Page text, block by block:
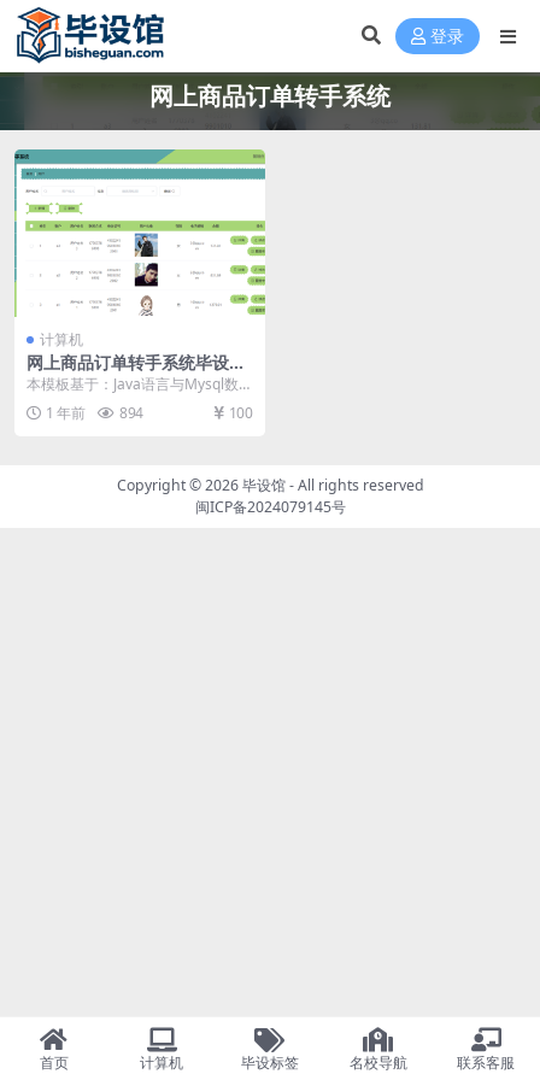
登录
网上商品订单转手系统
计算机
网上商品订单转手系统毕设模
板 毕业设计模板及毕业论文
本模板基于：Java语言与Mysql数据
库开发 系统功能实现 这个环节需要
使用前...
1 年前 894 100
Copyright © 2026毕设馆- All rights reserved
闽ICP备2024079145号
首页 计算机 毕设标签 名校导航 联系客服